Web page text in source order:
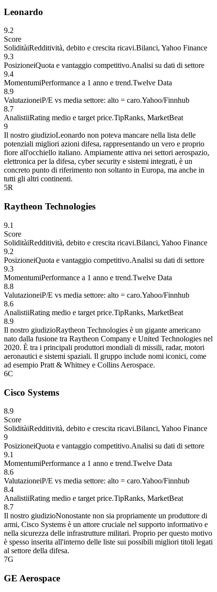
Leonardo
9.2
Score
SoliditàiRedditività, debito e crescita ricavi.Bilanci, Yahoo Finance
9.3
PosizioneiQuota e vantaggio competitivo.Analisi su dati di settore
9.4
MomentumiPerformance a 1 anno e trend.Twelve Data
8.9
ValutazioneiP/E vs media settore: alto = caro.Yahoo/Finnhub
8.7
AnalistiiRating medio e target price.TipRanks, MarketBeat
9
Il nostro giudizioLeonardo non poteva mancare nella lista delle
potenziali migliori azioni difesa, rappresentando un vero e proprio
fiore all'occhiello italiano. Ampiamente attiva nei settori aerospazio,
elettronica per la difesa, cyber security e sistemi integrati, è un
concreto punto di riferimento non soltanto in Europa, ma anche in
tutti gli altri continenti.
5R
Raytheon Technologies
9.1
Score
SoliditàiRedditività, debito e crescita ricavi.Bilanci, Yahoo Finance
9.2
PosizioneiQuota e vantaggio competitivo.Analisi su dati di settore
9.3
MomentumiPerformance a 1 anno e trend.Twelve Data
8.8
ValutazioneiP/E vs media settore: alto = caro.Yahoo/Finnhub
8.6
AnalistiiRating medio e target price.TipRanks, MarketBeat
8.9
Il nostro giudizioRaytheon Technologies è un gigante americano
nato dalla fusione tra Raytheon Company e United Technologies nel
2020. È tra i principali produttori mondiali di missili, radar, motori
aeronautici e sistemi spaziali. Il gruppo include nomi iconici, come
ad esempio Pratt & Whitney e Collins Aerospace.
6C
Cisco Systems
8.9
Score
SoliditàiRedditività, debito e crescita ricavi.Bilanci, Yahoo Finance
9
PosizioneiQuota e vantaggio competitivo.Analisi su dati di settore
9.1
MomentumiPerformance a 1 anno e trend.Twelve Data
8.6
ValutazioneiP/E vs media settore: alto = caro.Yahoo/Finnhub
8.4
AnalistiiRating medio e target price.TipRanks, MarketBeat
8.7
Il nostro giudizioNonostante non sia propriamente un produttore di
armi, Cisco Systems è un attore cruciale nel supporto informativo e
nella sicurezza delle infrastrutture militari. Proprio per questo motivo
è spesso inserita all'interno delle liste sui possibili migliori titoli legati
al settore della difesa.
7G
GE Aerospace